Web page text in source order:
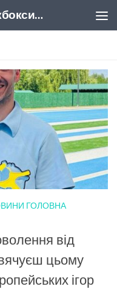
Національна федерація кікбоксингу України
ГОЛОВНА
від
цьому
ігор